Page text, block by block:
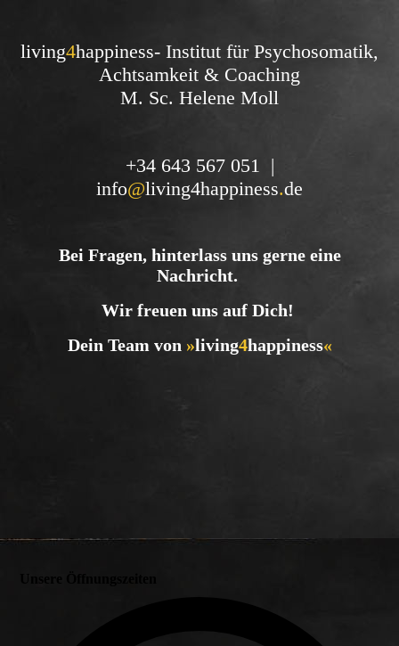
living4happiness- Institut für Psychosomatik,
Achtsamkeit & Coaching
M. Sc. Helene Moll
+34 643 567 051 |
info@living4happiness.de
Bei Fragen, hinterlass uns gerne eine
Nachricht.
Wir freuen uns auf Dich!
Dein Team von »living4happiness«